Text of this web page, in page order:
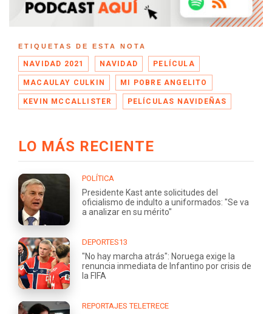
ETIQUETAS DE ESTA NOTA
NAVIDAD 2021 NAVIDAD PELÍCULA
MACAULAY CULKIN MI POBRE ANGELITO
KEVIN MCCALLISTER PELÍCULAS NAVIDEÑAS
LO MÁS RECIENTE
POLÍTICA
Presidente Kast ante solicitudes del
oficialismo de indulto a uniformados: "Se va
a analizar en su mérito"
DEPORTES13
"No hay marcha atrás": Noruega exige la
renuncia inmediata de Infantino por crisis de
la FIFA
REPORTAJES TELETRECE